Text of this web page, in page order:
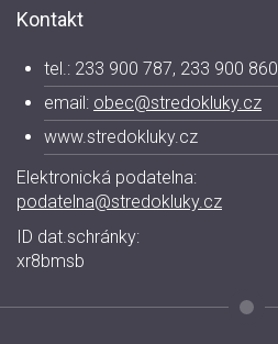
Kontakt
tel.: 233 900 787, 233 900 860
email: obec@stredokluky.cz
www.stredokluky.cz
Elektronická podatelna:
podatelna@stredokluky.cz
ID dat.schránky:
xr8bmsb